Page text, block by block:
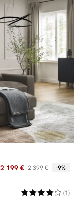
2 199 € 2 399 € -9%
(1)